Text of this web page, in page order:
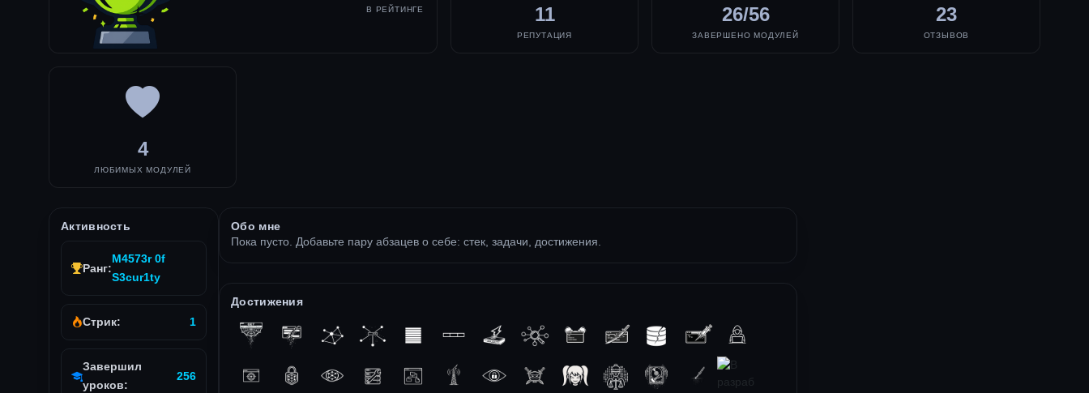
В РЕЙТИНГЕ 11
РЕПУТАЦИЯ
26/56
ЗАВЕРШЕНО МОДУЛЕЙ
23
ОТЗЫВОВ
4
ЛЮБИМЫХ МОДУЛЕЙ
Активность
Ранг:
M4573r 0f
S3cur1ty
Стрик: 1
Завершил
уроков:
256
Обо мне
Пока пусто. Добавьте пару абзацев о себе: стек, задачи, достижения.
Достижения